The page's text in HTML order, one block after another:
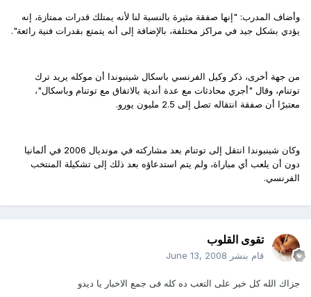
وأضاف المدرب: "إنها صفقة مثيرة بالنسبة لنا لأنه يمتلك قدرات ممتازة، إنه
يؤدي بشكل جيد في مراكز مختلفة، بالإضافة إلى أنه يتمتع بقدرات فنية رائعة".
من جهة أخرى، ذكر وكيل الفرنسي باسكال شينبوندا أن موكله يريد ترك
توتنام، وقال "أجري محادثات مع عدة أندية بالاتفاق مع توتنام وباسكال"،
معتبرًا أن صفقة انتقاله تصل إلى 2.5 مليون يورو.
وكان شينبوندا انتقل إلى توتنام بعد مشاركته في مونديال 2006 في ألمانيا
دون أن يلعب أي مباراة، ولم يتم استدعاؤه بعد ذلك إلى تشكيلة المنتخب
الفرنسي.
تقوى القلوب
قام بنشر June 13, 2008
جزاك الله كل خير على التعب ده كله فى جمع الاخبار يا ديدو